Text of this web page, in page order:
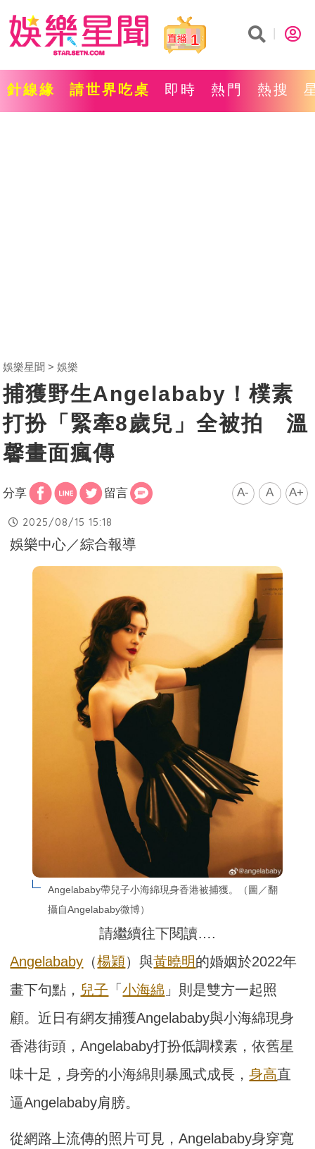
1
針線緣 請世界吃桌 即時 熱門 熱搜
娛樂星聞 娛樂
捕獲野生Angelababy！樸素
打扮「緊牽8歲兒」全被拍 溫
馨畫面瘋傳
分享 留言 A- A A+
2025/08/15 15:18
娛樂中心／綜合報導
Angelababy帶兒子小海綿現身香港被捕獲。（圖／翻
攝自Angelababy微博）
請繼續往下閱讀….
Angelababy （楊穎）與黃曉明的婚姻於2022年
畫下句點， 兒子 「小海綿 」則是雙方一起照
顧。近日有網友捕獲Angelababy與小海綿現身
香港街頭，Angelababy打扮低調樸素，依舊星
味十足，身旁的小海綿則暴風式成長，身高直
逼Angelababy肩膀。
從網路上流傳的照片可見，Angelababy身穿寬